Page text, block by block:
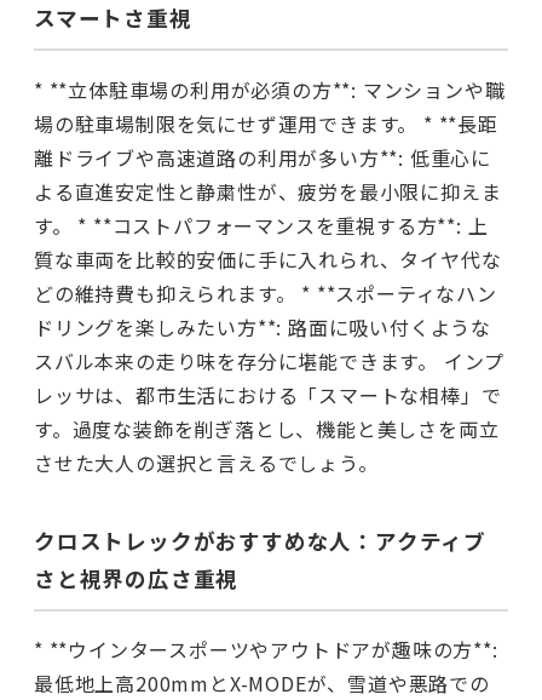
スマートさ重視
* **立体駐車場の利用が必須の方**: マンションや職
場の駐車場制限を気にせず運用できます。 * **長距
離ドライブや高速道路の利用が多い方**: 低重心に
よる直進安定性と静粛性が、疲労を最小限に抑えま
す。 * **コストパフォーマンスを重視する方**: 上
質な車両を比較的安価に手に入れられ、タイヤ代な
どの維持費も抑えられます。 * **スポーティなハン
ドリングを楽しみたい方**: 路面に吸い付くような
スバル本来の走り味を存分に堪能できます。 インプ
レッサは、都市生活における「スマートな相棒」で
す。過度な装飾を削ぎ落とし、機能と美しさを両立
させた大人の選択と言えるでしょう。
クロストレックがおすすめな人：アクティブ
さと視界の広さ重視
* **ウインタースポーツやアウトドアが趣味の方**:
最低地上高200mmとX-MODEが、雪道や悪路での